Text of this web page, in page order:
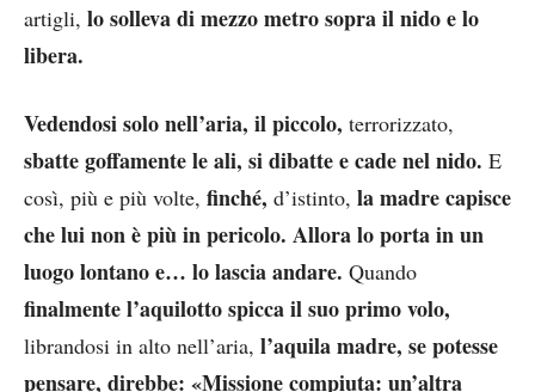
artigli, lo solleva di mezzo metro sopra il nido e lo
libera.
Vedendosi solo nell’aria, il piccolo, terrorizzato,
sbatte goffamente le ali, si dibatte e cade nel nido. E
così, più e più volte, finché, d’istinto, la madre capisce
che lui non è più in pericolo. Allora lo porta in un
luogo lontano e… lo lascia andare. Quando
finalmente l’aquilotto spicca il suo primo volo,
librandosi in alto nell’aria, l’aquila madre, se potesse
pensare, direbbe: «Missione compiuta: un’altra